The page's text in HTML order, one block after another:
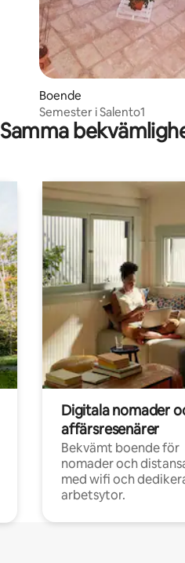
Boende
Semester i Salento1
Samma
Digitala nomader
affärsresenärer
Bekvämt boende för
nomader och
med wifi och
arbetsytor.